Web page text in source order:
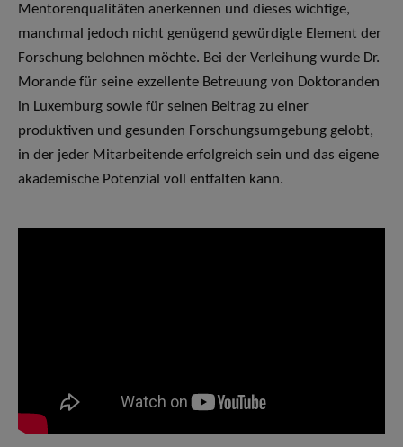
Mentorenqualitäten anerkennen und dieses wichtige,
manchmal jedoch nicht genügend gewürdigte Element der
Forschung belohnen möchte. Bei der Verleihung wurde Dr.
Morande für seine exzellente Betreuung von Doktoranden
in Luxemburg sowie für seinen Beitrag zu einer
produktiven und gesunden Forschungsumgebung gelobt,
in der jeder Mitarbeitende erfolgreich sein und das eigene
akademische Potenzial voll entfalten kann.